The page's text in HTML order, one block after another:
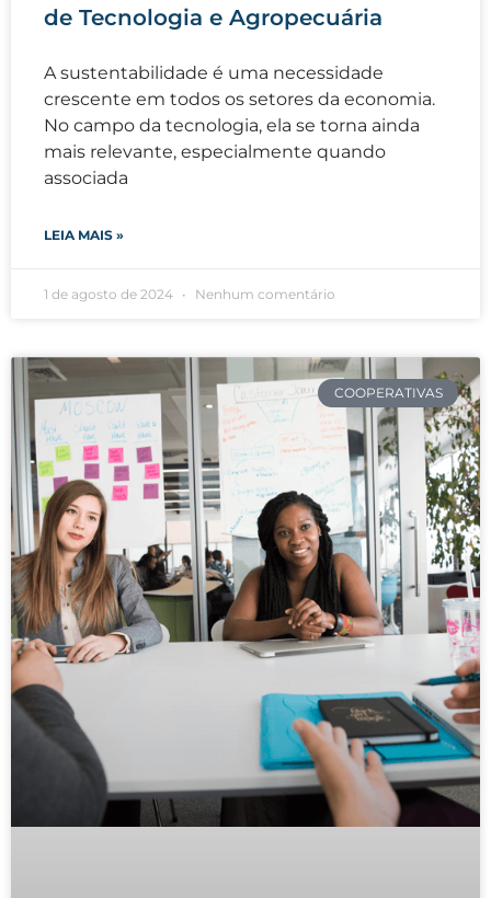
de Tecnologia e Agropecuária
A sustentabilidade é uma necessidade
crescente em todos os setores da economia.
No campo da tecnologia, ela se torna ainda
mais relevante, especialmente quando
associada
LEIA MAIS »
1 de agosto de 2024 Nenhum comentário
COOPERATIVAS